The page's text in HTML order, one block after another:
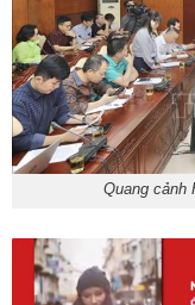
Quang cảnh